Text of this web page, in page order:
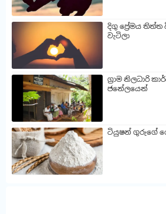
දිගු ප්‍රේමය තිත්ත
වැටිලා
ග්‍රාම නිලධාරි
ජනේලයෙන්
ටියුෂන් ගුරුගේ